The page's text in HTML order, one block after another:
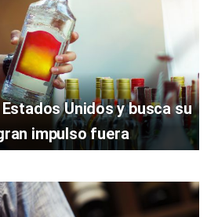
Unidos y busca su
impulso fuera